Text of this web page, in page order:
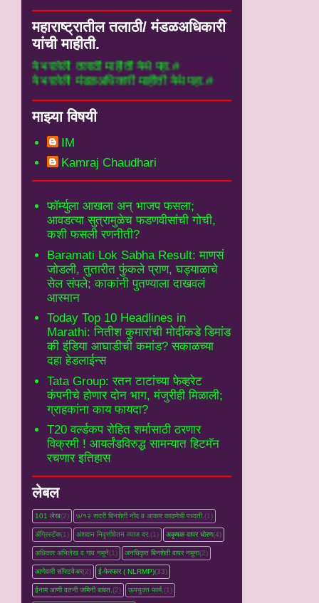
महाराष्ट्रातील तलाठी/ मंडळअधिकारी
यांची माहीती.
माहीती येथे पहा.#
माहीती येथे पहा.#
माझ्या विषयी
IM
Kamraj Chaudhari
फॉर्म्युला आखला अन् भाजप फसला;
आवडत्या सुत्रामुळेच फडणवीसांची गोची,
कशी फसली रणनीती?
Baramati Lok Sabha Result: माणसं
जोडली, तुतारीत फुंकले प्राण, घड्याळाचे
सेल संपले; काकांनी पुतण्याला दाखवलं
आस्मान
Today Top 10 Headlines in
Marathi: नितीश कुमारांची मोदींकडे डिमांड
की इंडिया आघाडीची कमांड? सकाळच्या
दहा हेडलाईन्स
Tata Group: रतन टाटांच्या फेव्हरेट
कंपनीचे होणार दोन भाग, मंजुरीही मिळाली;
ग्राहकांना काय फायदा?
T20 वर्ल्डकप रोहित शर्मासाठी ठरणार
विक्रमी ! आयर्लंडविरुद्ध सामन्यात हिटमॅन
रचणार इतिहास
लेबल
101 लेख(2) ७/१२ सदरी बिनशेती नोंद व आकार काढणेची पध्दती. (1)
ॲग्रिस्टॅक(1) अंशदान निवृत्तीवेतन व्‍याज दर. (1) अकृषक वापर धोरण(4)
अधिकार अभिलेख व गाव नमुने(1) अनधिकृत बिनशेती वापर नमुना(2)
आणेवारी सॉफ्टवेअर(2) ई-फेरफार ( NLRMP)(33)
ईनाम आणी वतनी जमिनी बाबत. (2) ऊपयुक्त फार्म. (1)